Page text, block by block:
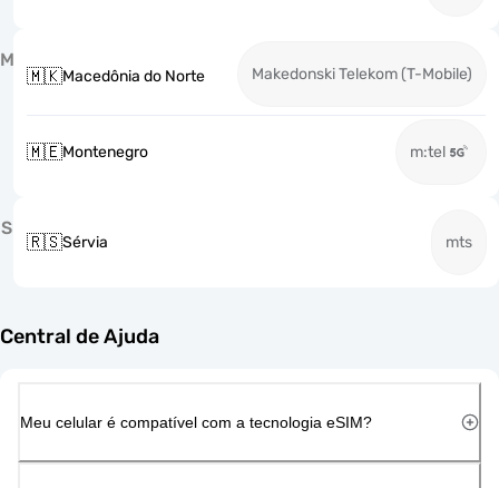
M
🇲🇰Macedônia do Norte Makedonski Telekom (T-Mobile)
🇲🇪Montenegro m:tel
S
🇷🇸Sérvia mts
Central de Ajuda
Meu celular é compatível com a tecnologia eSIM?